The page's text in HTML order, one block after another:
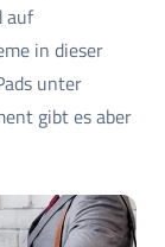
auf
in dieser
unter
gibt es aber